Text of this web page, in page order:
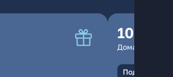
100
Домашний
Подключение